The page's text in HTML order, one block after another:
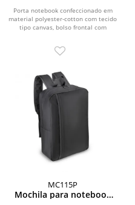
Porta notebook confeccionado em
material polyester-cotton com tecido
tipo canvas, bolso frontal com
MC115P
Mochila para notebook